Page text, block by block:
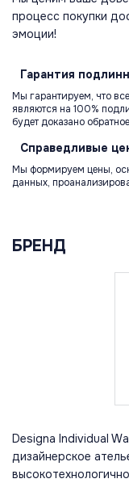
процесс покупки
эмоции!
Гарантия
Мы гарантируем, что
являются на 100%
будет доказано
Справедливые
Мы формируем цены,
данных,
БРЕНД
Designa Individual
дизайнерское